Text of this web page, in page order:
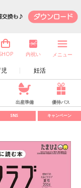
妊活
内祝い メニュー
出産準備 優待パス
SNS キャンペーン